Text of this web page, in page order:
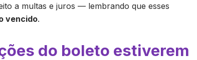
a multas e juros — lembrando que esses
vencido.
do boleto estiverem